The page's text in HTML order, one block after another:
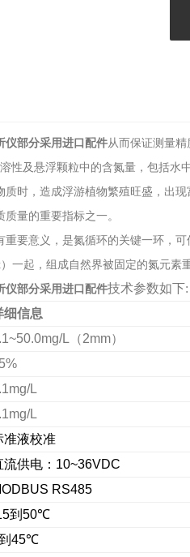
仪部分采用进口配件从而保证测量
性及悬浮颗粒中的含氮量，包括
质时，造成浮游植物繁殖旺盛，出
量的重要指标之一。
重要意义，是氮循环的关键一环，
一起，组成自然界被固定的氮元素
仪部分采用进口配件技术参数如下:
细信息
L （2mm）
L
L
准液校准
流供电： 10~36VDC
RS485
到 50℃
45℃